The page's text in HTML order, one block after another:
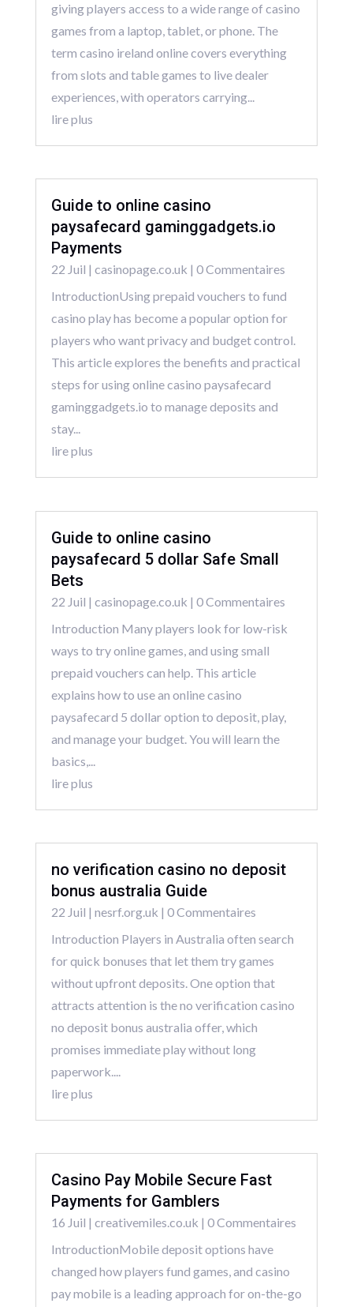
giving players access to a wide range of casino
games from a laptop, tablet, or phone. The
term casino ireland online covers everything
from slots and table games to live dealer
experiences, with operators carrying...
lire plus
Guide to online casino
paysafecard gaminggadgets.io
Payments
22 Juil | casinopage.co.uk | 0 Commentaires
IntroductionUsing prepaid vouchers to fund
casino play has become a popular option for
players who want privacy and budget control.
This article explores the benefits and practical
steps for using online casino paysafecard
gaminggadgets.io to manage deposits and
stay...
lire plus
Guide to online casino
paysafecard 5 dollar Safe Small
Bets
22 Juil | casinopage.co.uk | 0 Commentaires
Introduction Many players look for low-risk
ways to try online games, and using small
prepaid vouchers can help. This article
explains how to use an online casino
paysafecard 5 dollar option to deposit, play,
and manage your budget. You will learn the
basics,...
lire plus
no verification casino no deposit
bonus australia Guide
22 Juil | nesrf.org.uk | 0 Commentaires
Introduction Players in Australia often search
for quick bonuses that let them try games
without upfront deposits. One option that
attracts attention is the no verification casino
no deposit bonus australia offer, which
promises immediate play without long
paperwork....
lire plus
Casino Pay Mobile Secure Fast
Payments for Gamblers
16 Juil | creativemiles.co.uk | 0 Commentaires
IntroductionMobile deposit options have
changed how players fund games, and casino
pay mobile is a leading approach for on-the-go